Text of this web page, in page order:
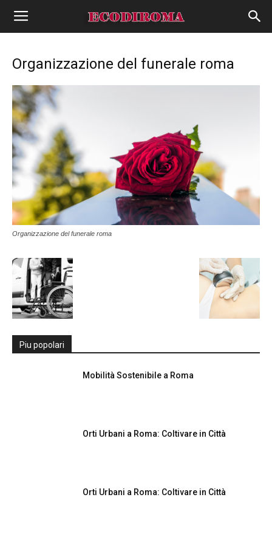
Organizzazione del funerale roma
Organizzazione del funerale roma
Piu popolari
Mobilità Sostenibile a Roma
Orti Urbani a Roma: Coltivare in Città
Orti Urbani a Roma: Coltivare in Città